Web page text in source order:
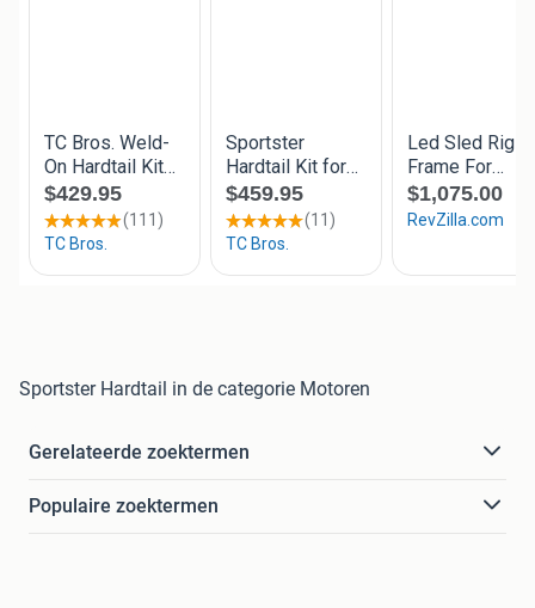
Sportster Hardtail in de categorie Motoren
Gerelateerde zoektermen
Populaire zoektermen